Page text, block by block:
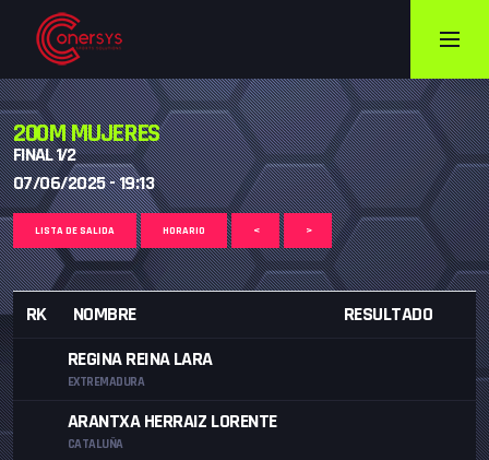
200M MUJERES
FINAL 1/2
07/06/2025 - 19:13
LISTA DE SALIDA HORARIO < >
RK NOMBRE
RESULTADO
REGINA REINA LARA
EXTREMADURA
ARANTXA HERRAIZ LORENTE
CATALUÑA